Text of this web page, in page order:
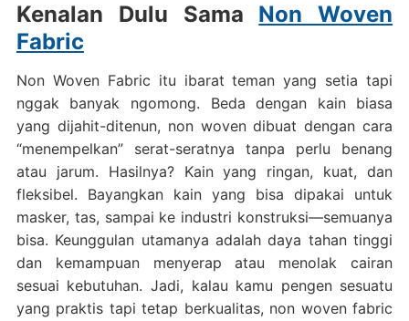
Kenalan Dulu Sama Non Woven
Fabric
Non Woven Fabric itu ibarat teman yang setia tapi
nggak banyak ngomong. Beda dengan kain biasa
yang dijahit-ditenun, non woven dibuat dengan cara
“menempelkan” serat-seratnya tanpa perlu benang
atau jarum. Hasilnya? Kain yang ringan, kuat, dan
fleksibel. Bayangkan kain yang bisa dipakai untuk
masker, tas, sampai ke industri konstruksi—semuanya
bisa. Keunggulan utamanya adalah daya tahan tinggi
dan kemampuan menyerap atau menolak cairan
sesuai kebutuhan. Jadi, kalau kamu pengen sesuatu
yang praktis tapi tetap berkualitas, non woven fabric